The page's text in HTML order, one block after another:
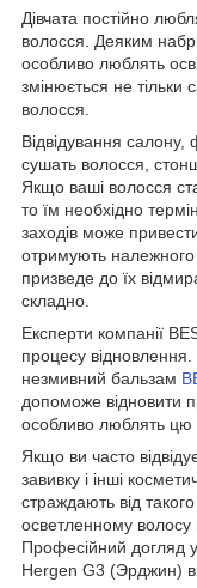
Дівчата постійно
волосся. Деяким
особливо люблять
змінюється не тільки
волосся.
Відвідування
сушать волосся,
Якщо ваші волосся
то їм необхідно
заходів може
отримують належного
призведе до їх
складно.
Експерти компанії
процесу
незмивний бальзам
допоможе відновити
особливо люблять цю
Якщо ви часто
завивку і інші
страждають від
осветленному волосу
Професійний догляд
Hergen G3 (Эрджин)